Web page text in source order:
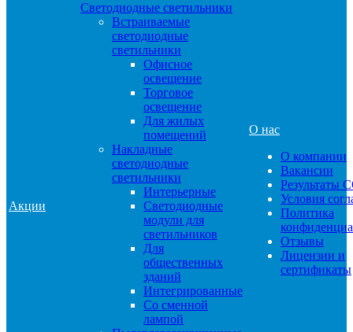
Акции
Светодиодные светильники
Встраиваемые
светодиодные
светильники
Офисное
освещение
Торговое
освещение
Для жилых
помещений
Накладные
светодиодные
светильники
Интерьерные
Светодиодные
модули для
светильников
Для
общественных
зданий
Интегрированные
Со сменной
лампой
О нас
О компании
Вакансии
Результаты
Условия
Политика
Отзывы
Лицензии и
сертификаты